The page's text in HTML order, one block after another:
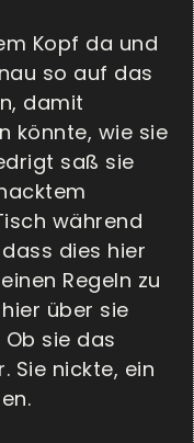
Kopf da und
so auf das
damit
könnte, wie sie
saß sie
während
dies hier
Regeln zu
über sie
sie das
Sie nickte, ein